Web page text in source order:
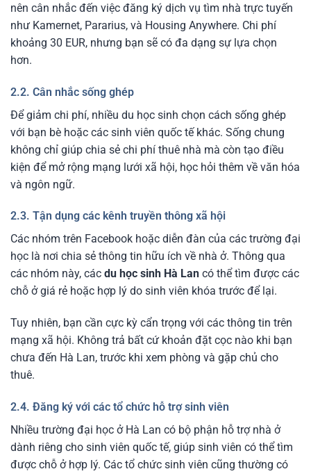
nên cân nhắc đến việc đăng ký dịch vụ tìm nhà trực tuyến
như Kamernet, Pararius, và Housing Anywhere. Chi phí
khoảng 30 EUR, nhưng bạn sẽ có đa dạng sự lựa chọn
hơn.
2.2. Cân nhắc sống ghép
Để giảm chi phí, nhiều du học sinh chọn cách sống ghép
với bạn bè hoặc các sinh viên quốc tế khác. Sống chung
không chỉ giúp chia sẻ chi phí thuê nhà mà còn tạo điều
kiện để mở rộng mạng lưới xã hội, học hỏi thêm về văn hóa
và ngôn ngữ.
2.3. Tận dụng các kênh truyền thông xã hội
Các nhóm trên Facebook hoặc diễn đàn của các trường đại
học là nơi chia sẻ thông tin hữu ích về nhà ở. Thông qua
các nhóm này, các du học sinh Hà Lan có thể tìm được các
chỗ ở giá rẻ hoặc hợp lý do sinh viên khóa trước để lại.
Tuy nhiên, bạn cần cực kỳ cẩn trọng với các thông tin trên
mạng xã hội. Không trả bất cứ khoản đặt cọc nào khi bạn
chưa đến Hà Lan, trước khi xem phòng và gặp chủ cho
thuê.
2.4. Đăng ký với các tổ chức hỗ trợ sinh viên
Nhiều trường đại học ở Hà Lan có bộ phận hỗ trợ nhà ở
dành riêng cho sinh viên quốc tế, giúp sinh viên có thể tìm
được chỗ ở hợp lý. Các tổ chức sinh viên cũng thường có